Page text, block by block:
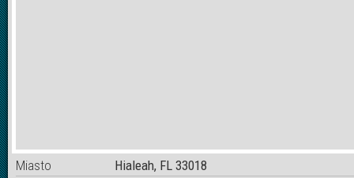
Miasto
Hialeah, FL 33018